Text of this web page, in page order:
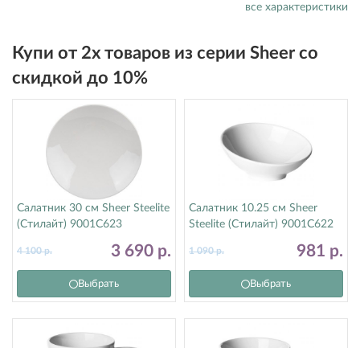
все характеристики
Купи от 2х товаров из серии Sheer со
скидкой до 10%
Салатник 30 см Sheer Steelite
(Стилайт) 9001C623
3 690 р.
4 100р.
Выбрать
Салатник 10.25 см Sheer
Steelite (Стилайт) 9001C622
981 р.
1 090р.
Выбрать